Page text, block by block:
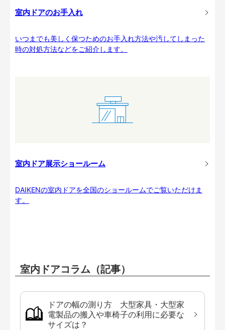
室内ドアのお手入れ
いつまでも美しく保つためのお手入れ方法や汚してしまった
時の対処方法などをご紹介します。
室内ドア展示ショールーム
DAIKENの室内ドアを全国のショールームでご覧いただけま
す。
室内ドアコラム（記事）
ドアの幅の測り方 大型家具・大型家
電製品の搬入や車椅子の利用に必要な
サイズは？